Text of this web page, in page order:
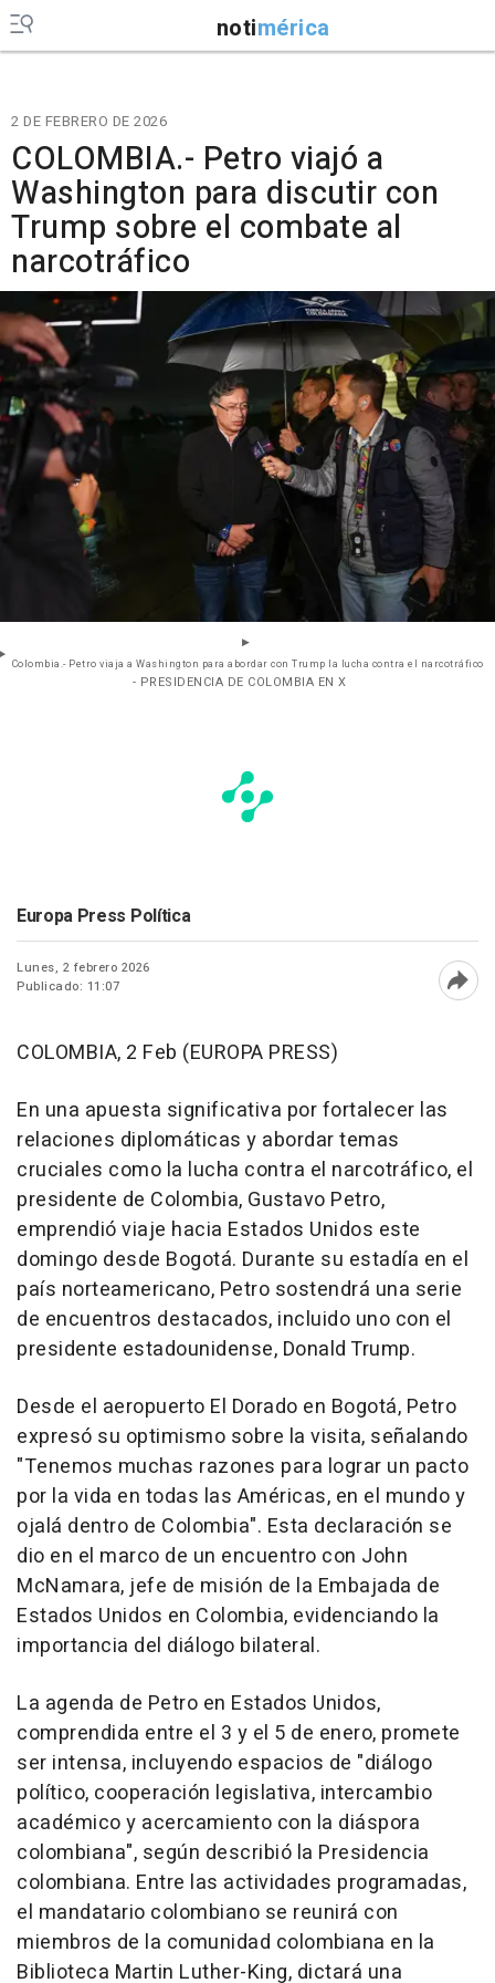
notimérica
2 DE FEBRERO DE 2026
COLOMBIA.- Petro viajó a
Washington para discutir con
Trump sobre el combate al
narcotráfico
Colombia.- Petro viaja a Washington para abordar con Trump la lucha contra el narcotráfico
- PRESIDENCIA DE COLOMBIA EN X
Europa Press Política
Lunes, 2 febrero 2026
Publicado: 11:07
COLOMBIA, 2 Feb (EUROPA PRESS)
En una apuesta significativa por fortalecer las
relaciones diplomáticas y abordar temas
cruciales como la lucha contra el narcotráfico, el
presidente de Colombia, Gustavo Petro,
emprendió viaje hacia Estados Unidos este
domingo desde Bogotá. Durante su estadía en el
país norteamericano, Petro sostendrá una serie
de encuentros destacados, incluido uno con el
presidente estadounidense, Donald Trump.
Desde el aeropuerto El Dorado en Bogotá, Petro
expresó su optimismo sobre la visita, señalando
"Tenemos muchas razones para lograr un pacto
por la vida en todas las Américas, en el mundo y
ojalá dentro de Colombia". Esta declaración se
dio en el marco de un encuentro con John
McNamara, jefe de misión de la Embajada de
Estados Unidos en Colombia, evidenciando la
importancia del diálogo bilateral.
La agenda de Petro en Estados Unidos,
comprendida entre el 3 y el 5 de enero, promete
ser intensa, incluyendo espacios de "diálogo
político, cooperación legislativa, intercambio
académico y acercamiento con la diáspora
colombiana", según describió la Presidencia
colombiana. Entre las actividades programadas,
el mandatario colombiano se reunirá con
miembros de la comunidad colombiana en la
Biblioteca Martin Luther-King, dictará una